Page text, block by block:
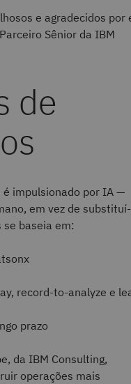
e agradecidos por
Sênior da IBM
de
é impulsionado por IA —
em vez de
baseia em:
record-to-analyze e
prazo
da IBM Consulting,
operações mais